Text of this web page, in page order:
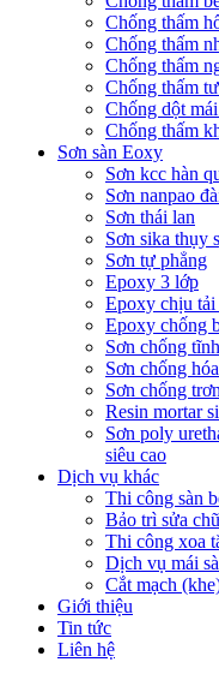
Chống thấm
Chống thấm
Chống thấm
Chống thấm
Chống dột
Chống thấm
Sơn sàn Eoxy
Sơn kcc hàn
Sơn nanpao
Sơn thái lan
Sơn sika thụy
Sơn tự phẳng
Epoxy 3 lớp
Epoxy chịu tải
Epoxy chống
Sơn chống
Sơn chống
Sơn chống
Resin mortar
Sơn poly
siêu cao
Dịch vụ khác
Thi công sàn
Bảo trì sửa
Thi công xoa
Dịch vụ mái
Cắt mạch
Giới thiệu
Tin tức
Liên hệ